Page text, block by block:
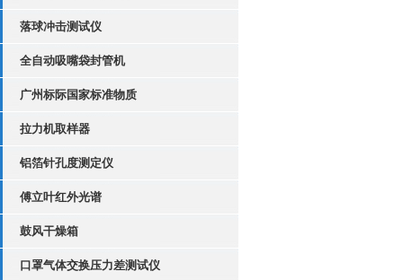
落球冲击测试仪
全自动吸嘴袋封管机
广州标际国家标准物质
拉力机取样器
铝箔针孔度测定仪
傅立叶红外光谱
鼓风干燥箱
口罩气体交换压力差测试仪